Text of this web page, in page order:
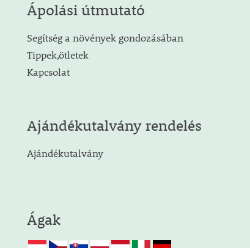
Ápolási útmutató
Segítség a növények gondozásában
Tippek,ötletek
Kapcsolat
Ajándékutalvány rendelés
Ajándékutalvány
Ágak